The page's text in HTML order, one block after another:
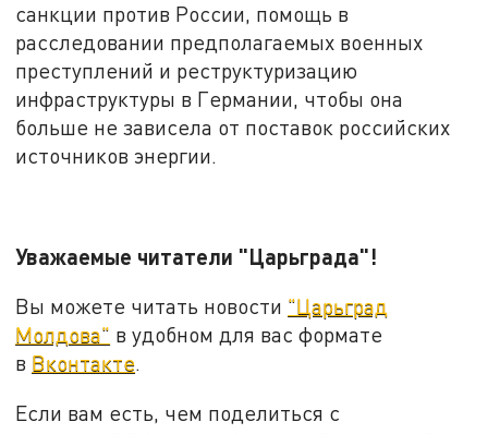
санкции против России, помощь в
расследовании предполагаемых военных
преступлений и реструктуризацию
инфраструктуры в Германии, чтобы она
больше не зависела от поставок российских
источников энергии.
Уважаемые читатели "Царьграда"!
Вы можете читать новости "Царьград
Молдова" в удобном для вас формате
в Вконтакте.
Если вам есть, чем поделиться с